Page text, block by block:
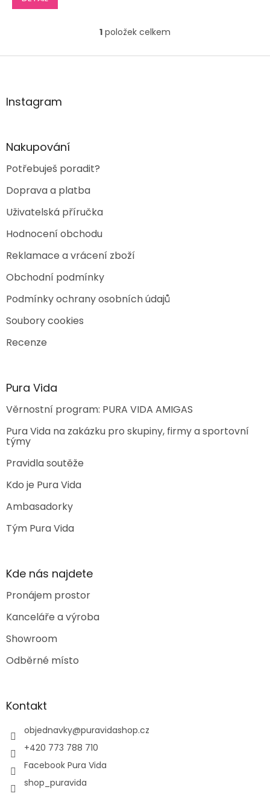
z
O
l
1 položek celkem
Z
aInstagram
Nakupování
Potřebuješ poradit?
Doprava a platba
Uživatelská příručka
Hodnocení obchodu
Reklamace a vrácení zboží
Obchodní podmínky
Podmínky ochrany osobních údajů
Soubory cookies
Recenze
Pura Vida
Věrnostní program: PURA VIDA AMIGAS
Pura Vida na zakázku pro skupiny, firmy a sportovní
týmy
Pravidla soutěže
Kdo je Pura Vida
Ambasadorky
Tým Pura Vida
Kde nás najdete
Pronájem prostor
Kanceláře a výroba
Showroom
Odběrné místo
Kontakt
objednavky@puravidashop.cz
+420 773 788 710
Facebook Pura Vida
shop_puravida